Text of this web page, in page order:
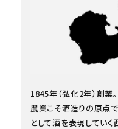
1845年（弘化2年）創業。
農業こそ酒造りの原点
として酒を表現していく